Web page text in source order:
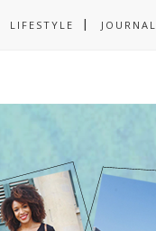
LIFESTYLE JOURNAL